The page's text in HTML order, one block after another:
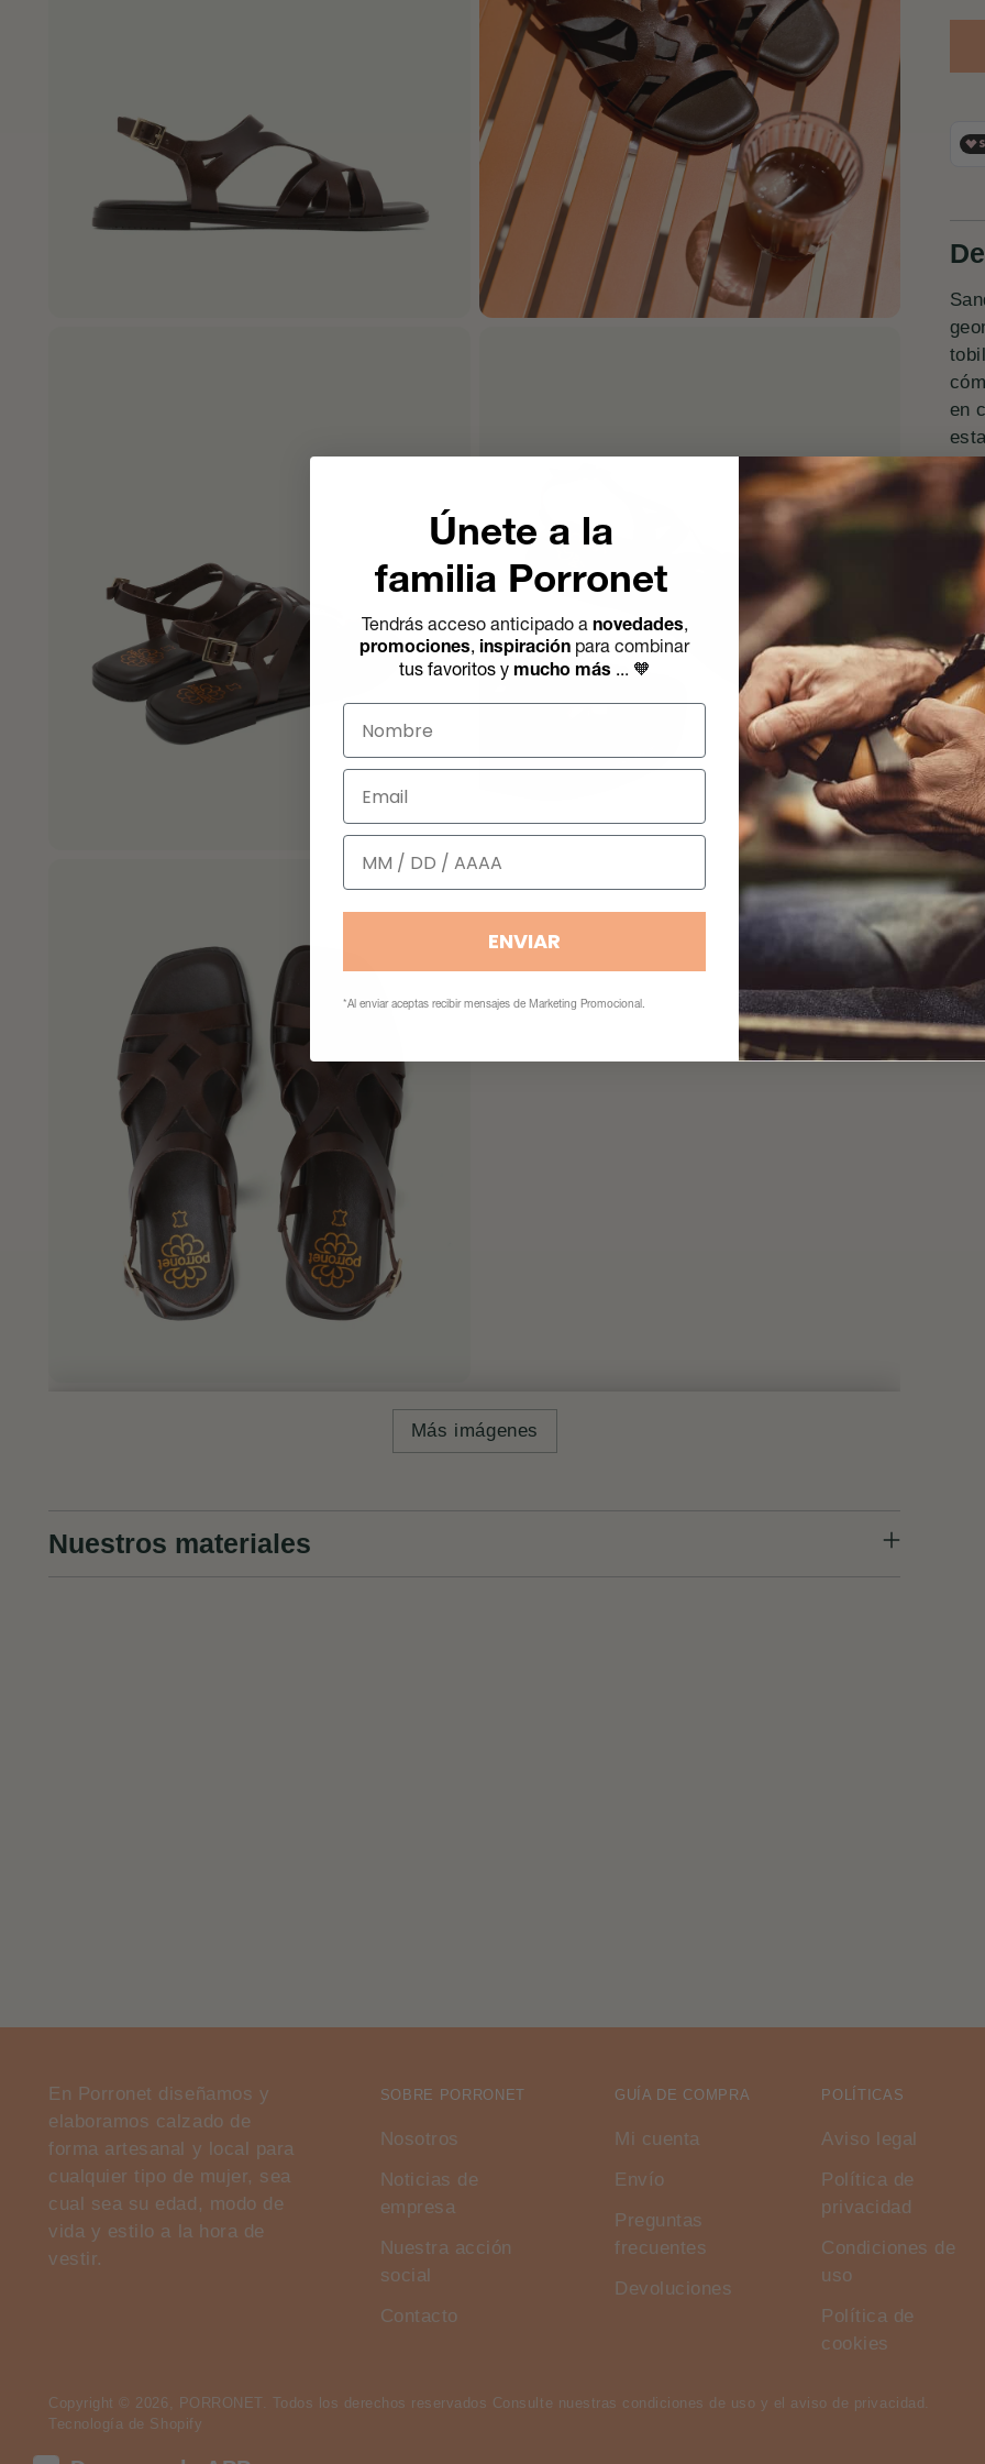
Más imágenes
Nuestros materiales
en
a
En Porronet diseñamos y
elaboramos calzado de
forma artesanal y local para
cualquier tipo de mujer, sea
cual sea su edad, modo de
vida y estilo a la hora de
vestir.
SOBRE PORRONET
Nosotros
Noticias de
empresa
Nuestra acción
social
Contacto
GUÍA DE COMPRA
Mi cuenta
Envío
Preguntas
frecuentes
Devoluciones
POLÍTICAS
Aviso legal
Política de
privacidad
Condiciones de
uso
Política de
cookies
Copyright © 2026, PORRONET. Todos los derechos reservados Consulte nuestras condiciones de uso y el aviso de privacidad.
Tecnología de Shopify
Únete a la
familia Porronet
Tendrás acceso anticipado a novedades,
promociones, inspiración para combinar
tus favoritos y mucho más ... 🧡
Nombre
Email
Cumpleaños
ENVIAR
*Al enviar aceptas recibir mensajes de Marketing Promocional.